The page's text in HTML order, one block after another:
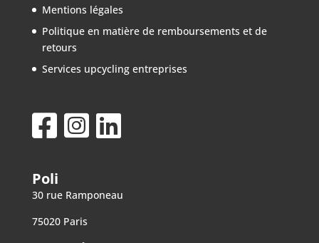
Mentions légales
Politique en matière de remboursements et de
retours
Services upcycling entreprises
Poli
30 rue Ramponeau
75020 Paris